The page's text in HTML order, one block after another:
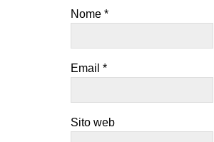
Nome *
Email *
Sito web